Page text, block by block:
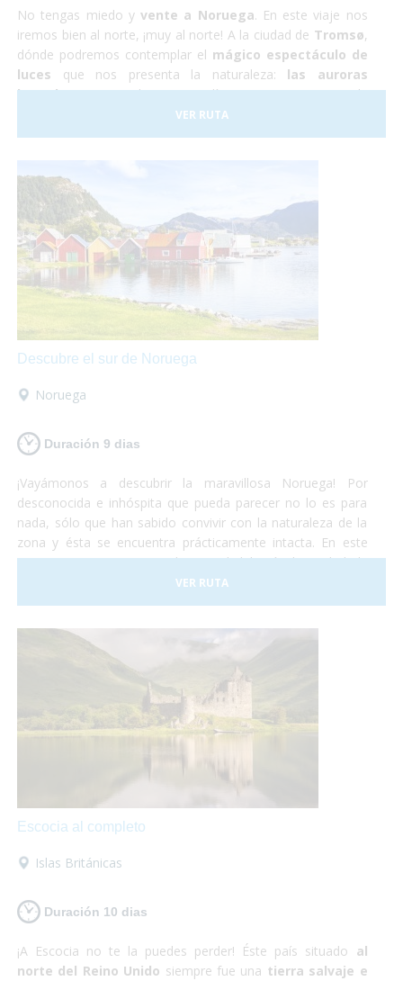
No tengas miedo y vente a Noruega. En este viaje nos
iremos bien al norte, ¡muy al norte! A la ciudad de Tromsø,
dónde podremos contemplar el mágico espectáculo de
luces que nos presenta la naturaleza: las auroras
boreales.Durante los cuatro días que estaremos en la
ciudad también podremos hacer una excursión a un
campamento de renos Sami, conocer la ciudad y hacer un
zona.
VER RUTA
Descubre el sur de Noruega
Noruega
Duración 9 dias
¡Vayámonos a descubrir la maravillosa Noruega! Por
desconocida e inhóspita que pueda parecer no lo es para
nada, sólo que han sabido convivir con la naturaleza de la
zona y ésta se encuentra prácticamente intacta. En este
viaje comenzaremos por la capital del país, la ciudad de
Oslo. Al terminar de conocer la capital nos iremos en tren
hacia Bergen. Éste recorrido es uno de los más hermosos
con unas vistas privilegiadas también. ¡Te sorprenderá!
VER RUTA
Escocia al completo
Islas Británicas
Duración 10 dias
¡A Escocia no te la puedes perder! Éste país situado al
norte del Reino Unido siempre fue una tierra salvaje e